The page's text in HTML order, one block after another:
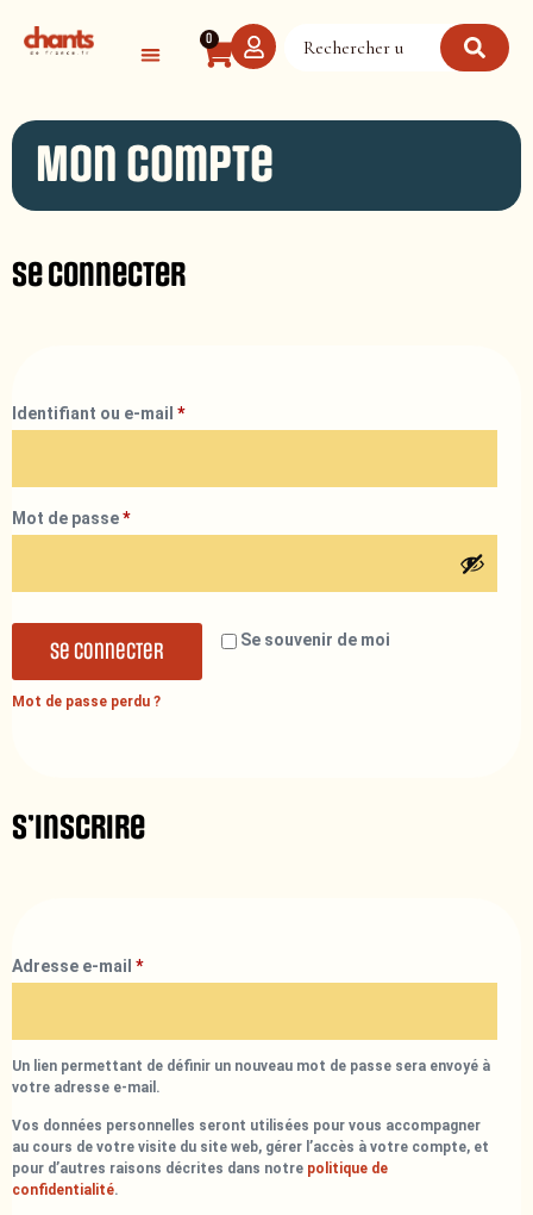
0
Mon compte
Se connecter
Identifiant ou e-mail *
Mot de passe*
Se souvenir de moi
Se connecter
Mot de passe perdu ?
S’inscrire
Adresse e-mail *
Un lien permettant de définir un nouveau mot de passe sera envoyé à
votre adresse e-mail.
Vos données personnelles seront utilisées pour vous accompagner
au cours de votre visite du site web, gérer l’accès à votre compte, et
pour d’autres raisons décrites dans notre politique de
confidentialité.